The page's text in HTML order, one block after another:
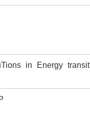
in Energy